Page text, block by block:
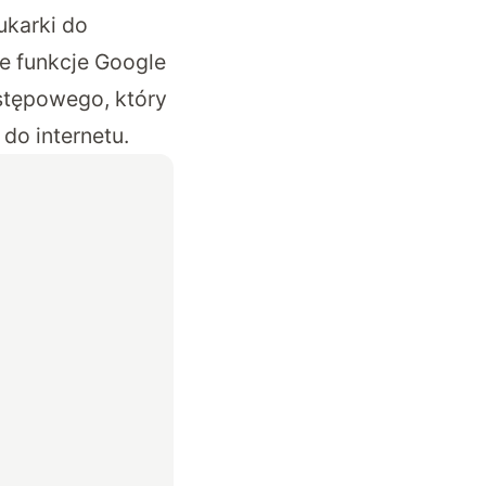
do
funkcje Google
który
internetu.